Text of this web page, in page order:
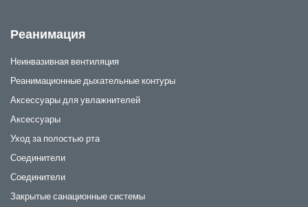
Реанимация
Неинвазивная вентиляция
Реанимационные дыхательные контуры
Аксессуары для увлажнителей
Аксессуары
Уход за полостью рта
Соединители
Соединители
Закрытые санационные системы